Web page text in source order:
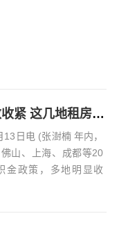
年内20余地出台公积金新政:多数收紧 这几地租房可多提!
日电 (张澍楠 年内，
山、上海、成都等20
金政策，多地明显收